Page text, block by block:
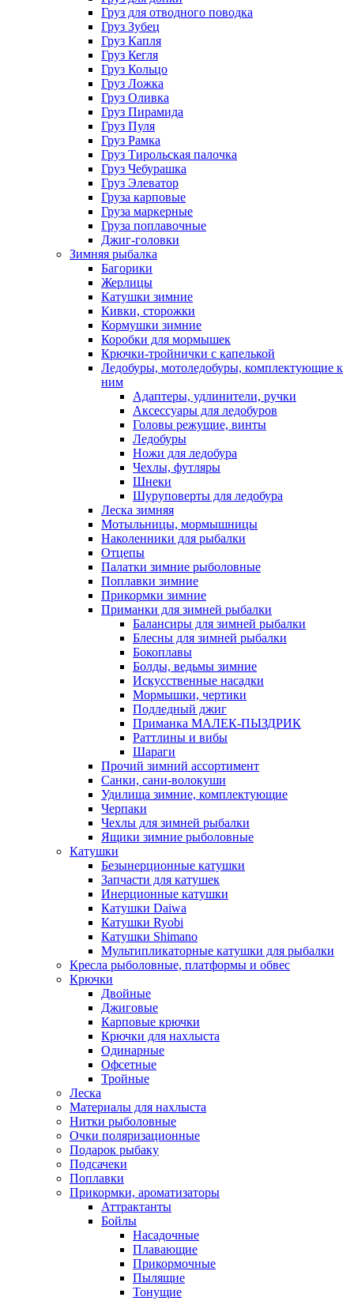
Груз для отводного поводка
Груз Зубец
Груз Капля
Груз Кегля
Груз Кольцо
Груз Ложка
Груз Оливка
Груз Пирамида
Груз Пуля
Груз Рамка
Груз Тирольская палочка
Груз Чебурашка
Груз Элеватор
Груза карповые
Груза маркерные
Груза поплавочные
Джиг-головки
Зимняя рыбалка
Багорики
Жерлицы
Катушки зимние
Кивки, сторожки
Кормушки зимние
Коробки для мормышек
Крючки-тройнички с капелькой
Ледобуры, мотоледобуры, комплектующие к
ним
Адаптеры, удлинители, ручки
Аксессуары для ледобуров
Головы режущие, винты
Ледобуры
Ножи для ледобура
Чехлы, футляры
Шнеки
Шуруповерты для ледобура
Леска зимняя
Мотыльницы, мормышницы
Наколенники для рыбалки
Отцепы
Палатки зимние рыболовные
Поплавки зимние
Прикормки зимние
Приманки для зимней рыбалки
Балансиры для зимней рыбалки
Блесны для зимней рыбалки
Бокоплавы
Болды, ведьмы зимние
Искусственные насадки
Мормышки, чертики
Подледный джиг
Приманка МАЛЕК-ПЫЗДРИК
Раттлины и вибы
Шараги
Прочий зимний ассортимент
Санки, сани-волокуши
Удилища зимние, комплектующие
Черпаки
Чехлы для зимней рыбалки
Ящики зимние рыболовные
Катушки
Безынерционные катушки
Запчасти для катушек
Инерционные катушки
Катушки Daiwa
Катушки Ryobi
Катушки Shimano
Мультипликаторные катушки для рыбалки
Кресла рыболовные, платформы и обвес
Крючки
Двойные
Джиговые
Карповые крючки
Крючки для нахлыста
Одинарные
Офсетные
Тройные
Леска
Материалы для нахлыста
Нитки рыболовные
Очки поляризационные
Подарок рыбаку
Подсачеки
Поплавки
Прикормки, ароматизаторы
Аттрактанты
Бойлы
Насадочные
Плавающие
Прикормочные
Пылящие
Тонущие